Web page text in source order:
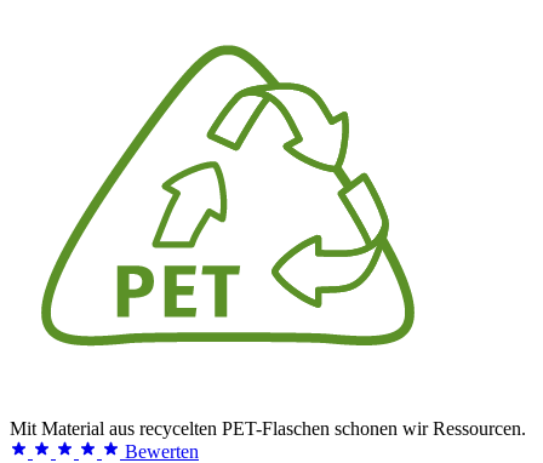
Mit Material aus recycelten PET-Flaschen schonen wir Ressourcen.
Bewerten